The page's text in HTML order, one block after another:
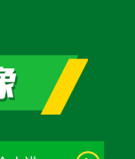
实际运营中却